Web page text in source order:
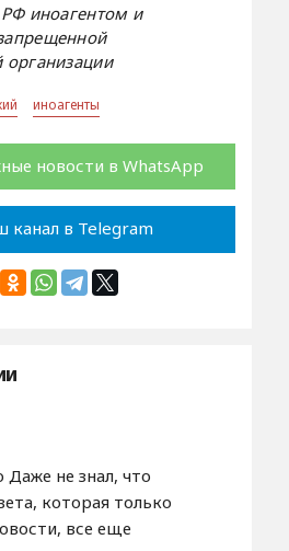
иноагентом и
организации
иноагенты
новости в WhatsApp
канал в Telegram
не знал, что
которая только
все еще